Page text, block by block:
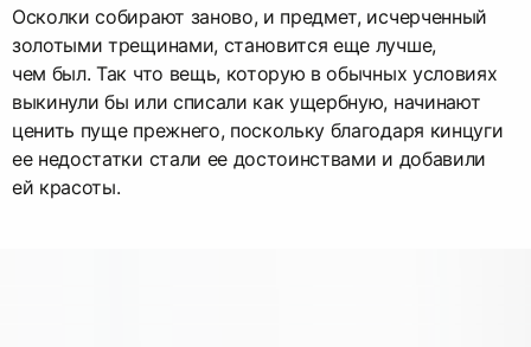
Осколки собирают заново, и предмет, исчерченный
золотыми трещинами, становится еще лучше,
чем был. Так что вещь, которую в обычных условиях
выкинули бы или списали как ущербную, начинают
ценить пуще прежнего, поскольку благодаря кинцуги
ее недостатки стали ее достоинствами и добавили
ей красоты.